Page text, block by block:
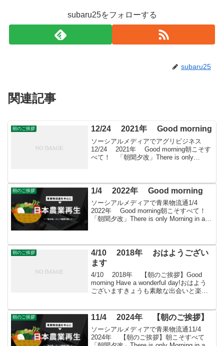
subaru25をフォローする
subaru25
関連記事
朝のご挨拶 12/24 2021年 Good morning
ソーシアルメディアでアグリビジネス
12/24 2021年 Good morning朝こそす
べて！ 「朝聞夕改」There is only
朝のご挨拶 1/4 2022年 Good morning
ソーシアルメディアで青果物流通1/4
2022年 Good morning朝こそすべて！
「朝聞夕改」There is only Morning in all
朝のご挨拶
4/10 2018年 おはようござい
ます
4/10 2018年 【朝のご挨拶】Good
morning Have a wonderful day!おはよう
ございますきょうも素敵な出会いと楽し
朝のご挨拶 11/4 2024年 【朝のご挨拶】
ソーシアルメディアで青果物流通11/4
2024年 【朝のご挨拶】朝こそすべて